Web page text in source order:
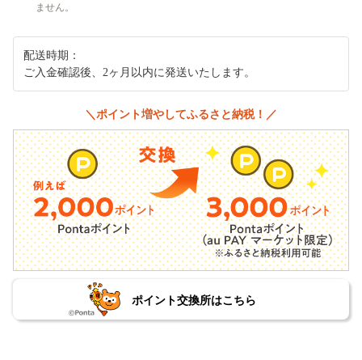
ません。
配送時期：
ご入金確認後、2ヶ月以内に発送いたします。
＼ポイント増やしてふるさと納税！／
ポイント交換所はこちら